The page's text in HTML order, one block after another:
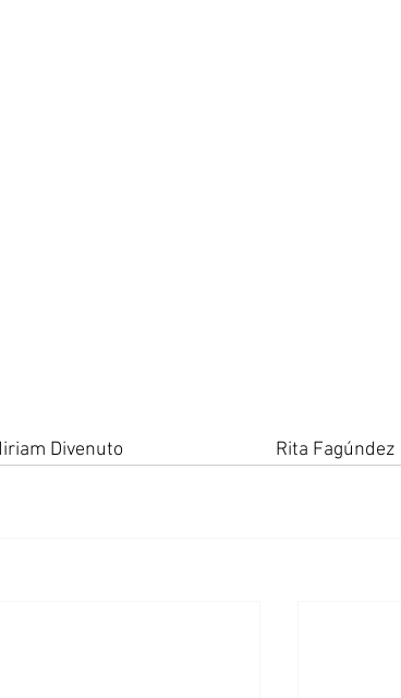
Divenuto                                   Rita Fagúndez